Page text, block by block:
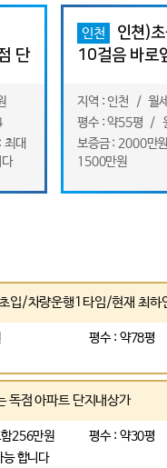
단
대
인천
인쳔)
10걸음 바로
지역 : 인천 / 월
평수 : 약55평 /
보증금 : 2000만
1500만원
/차량운행1타임/현재 최하
평수 : 약78평
독점 아파트 단지내상가
256만원
평수 : 약30평
능 합니다